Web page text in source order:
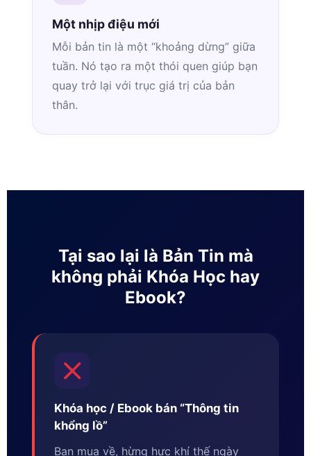
Một nhịp điệu mới
Mỗi bản tin là một “khoảng dừng” giữa
tuần. Nó tạo ra một thói quen giúp bạn
quay trở lại với trục giá trị của bản
thân.
Tại sao lại là Bản Tin mà
không phải Khóa Học hay
Ebook?
Khóa học / Ebook bán “Thông tin
khổng lồ”
Bạn mua về, hừng hực khí thế ngày